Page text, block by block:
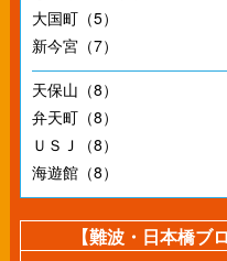
大国町（5）
新今宮（7）
天保山（8）
弁天町（8）
ＵＳＪ（8）
海遊館（8）
【難波・日本橋ブ